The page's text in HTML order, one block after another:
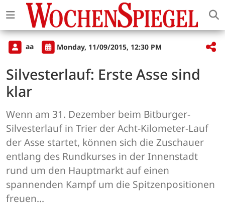
aa Monday, 11/09/2015, 12:30 PM
Silvesterlauf: Erste Asse sind
klar
Wenn am 31. Dezember beim Bitburger-
Silvesterlauf in Trier der Acht-Kilometer-Lauf
der Asse startet, können sich die Zuschauer
entlang des Rundkurses in der Innenstadt
rund um den Hauptmarkt auf einen
spannenden Kampf um die Spitzenpositionen
freuen...